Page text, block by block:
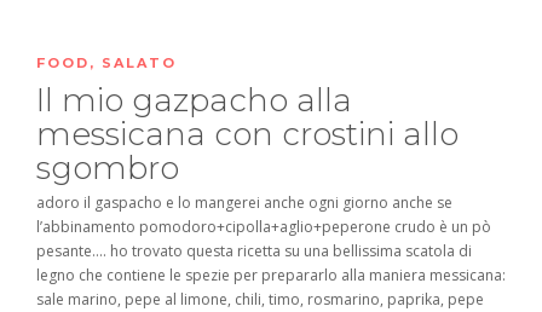
FOOD , SALATO
Il mio gazpacho alla
messicana con crostini allo
sgombro
adoro il gaspacho e lo mangerei anche ogni giorno anche se
l’abbinamento pomodoro+cipolla+aglio+peperone crudo è un pò
pesante…. ho trovato questa ricetta su una bellissima scatola di
legno che contiene le spezie per prepararlo alla maniera messicana:
sale marino, pepe al limone, chili, timo, rosmarino, paprika, pepe